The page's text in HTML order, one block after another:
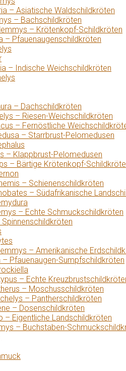
– Asiatische Waldschildkröten
– Bachschildkröten
– Krötenkopf-Schildkröten
– Pfauenaugenschildkröten
– Indische Weichschildkröten
– Dachschildkröten
– Riesen-Weichschildkröten
– Fernöstliche
– Starrbrust-Pelomedusen
– Klappbrust-Pelomedusen
– Bärtige Krötenkopf-
– Schienenschildkröten
– Südafrikanische
– Echte Schmuckschildkröten
– Amerikanische
– Pfauenaugen-Sumpfschildkröten
– Echte
– Moschusschildkröten
– Pantherschildkröten
– Dosenschildkröten
– Eigentliche Landschildkröten
– Buchstaben-